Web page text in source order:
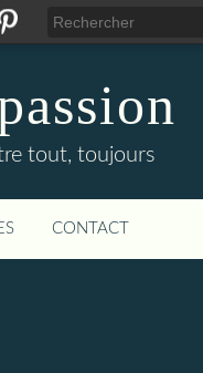
tout, toujours
CONTACT